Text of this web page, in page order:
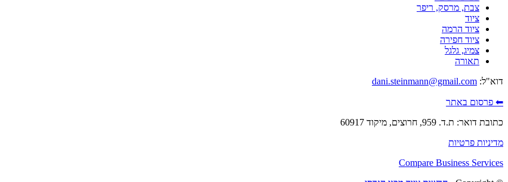
צבת, מרסק, ריפר
ציוד
ציוד הרמה
ציוד חפירה
צמיג, גלגל
תאורה
דוא"ל: dani.steinmann@gmail.com
⬅ פרסום באתר
כתובת דואר: ת.ד. 959, חרוצים, מיקוד 60917
מדיניות פרטיות
Compare Business Services